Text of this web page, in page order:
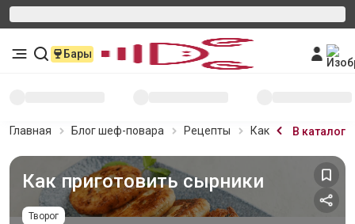
Бары
Главная Блог шеф-повара Рецепты Как приготовить
В каталог
Как приготовить сырники
Творог